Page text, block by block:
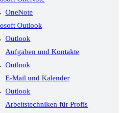
OneNote
Outlook
Outlook
Aufgaben und Kontakte
Outlook
E-Mail und Kalender
Outlook
Arbeitstechniken für Profis